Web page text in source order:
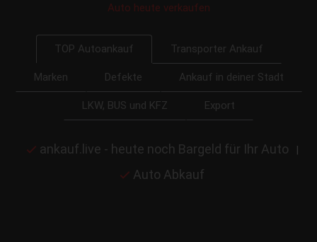
Auto heute verkaufen
TOP Autoankauf Transporter Ankauf
Marken Defekte Ankauf in deiner Stadt
LKW, BUS und KFZ Export
ankauf.live - heute noch Bargeld für Ihr Auto |
Auto Abkauf